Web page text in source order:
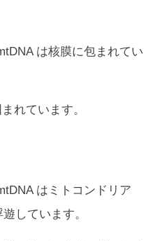
は核膜に包まれてい
れています。
はミトコンドリア
しています。